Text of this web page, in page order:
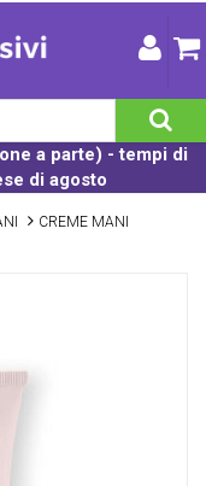
a parte) - tempi di
di agosto
CREME MANI